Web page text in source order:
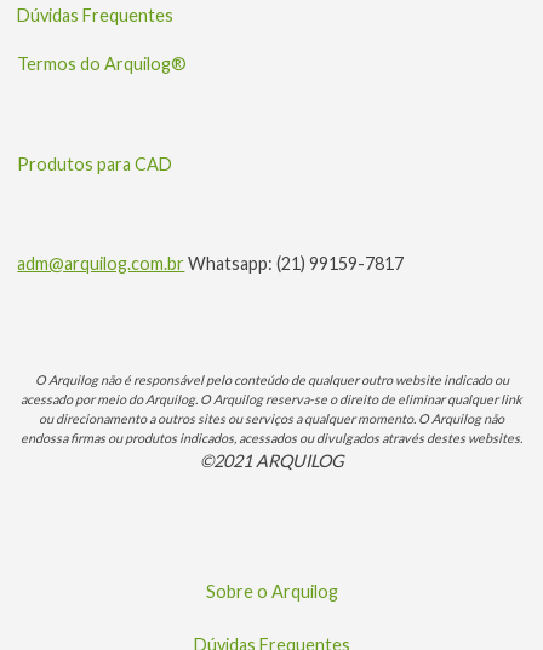
Dúvidas Frequentes
Termos do Arquilog®
Produtos para CAD
adm@arquilog.com.brWhatsapp: (21) 99159-7817
O Arquilog não é responsável pelo conteúdo de qualquer outro website indicado ou
acessado por meio do Arquilog. O Arquilog reserva-se o direito de eliminar qualquer link
ou direcionamento a outros sites ou serviços a qualquer momento. O Arquilog não
endossa firmas ou produtos indicados, acessados ou divulgados através destes websites.
©2021 ARQUILOG
Sobre o Arquilog
Dúvidas Frequentes